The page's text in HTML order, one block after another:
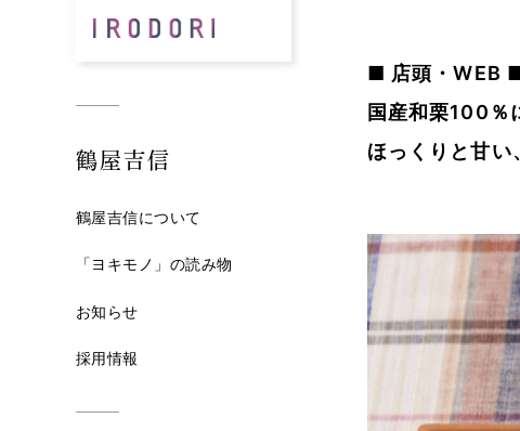
■ 店頭・WEB
国産和栗100％
ほっくりと甘い
鶴屋吉信
鶴屋吉信について
「ヨキモノ」の読み物
お知らせ
採用情報